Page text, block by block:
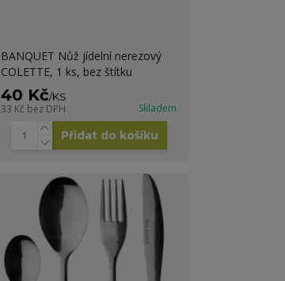
BANQUET Nůž jídelní nerezový
COLETTE, 1 ks, bez štítku
40 Kč/KS
33 Kč bez DPH Skladem
Přidat do košíku